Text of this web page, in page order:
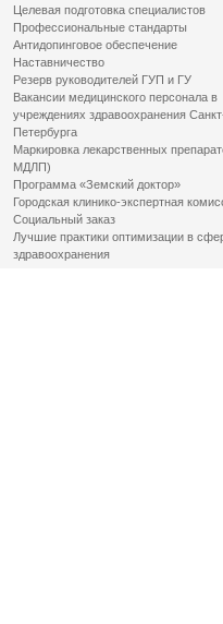
Целевая подготовка специалистов
Профессиональные стандарты
Антидопинговое обеспечение
Наставничество
Резерв руководителей ГУП и ГУ
Вакансии медицинского персонала в
учреждениях здравоохранения
Петербурга
Маркировка лекарственных
МДЛП)
Программа «Земский доктор»
Городская клинико-экспертная
Социальный заказ
Лучшие практики оптимизации в
здравоохранения